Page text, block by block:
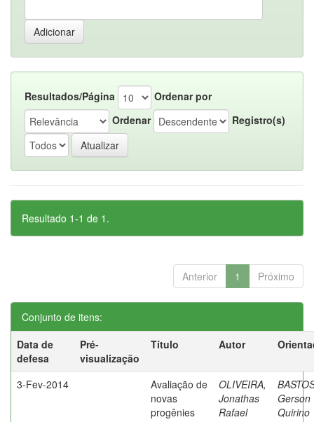
Resultados/Página
Ordenar por
Ordenar
Registro(s)
Resultado 1-1 de 1.
Anterior 1 Próximo
Conjunto de itens:
Data de
defesa
Pré-
visualização
Título Autor
3-Fev-2014
Avaliação de
novas
progênies
OLIVEIRA,
Jonathas
Rafael
Gerson
Quirino